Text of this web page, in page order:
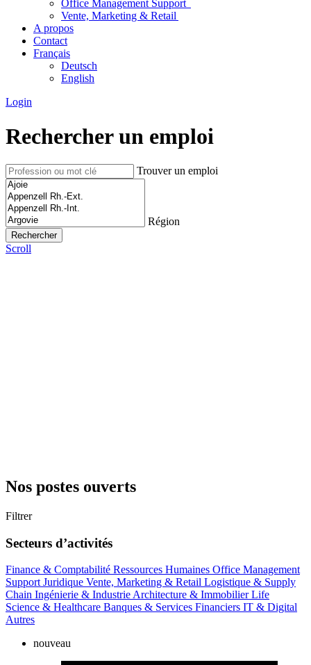
Office Management Support
Vente, Marketing & Retail
A propos
Contact
Français
Deutsch
English
Login
Rechercher un emploi
Trouver un emploi
Région
Scroll
Nos postes ouverts
Filtrer
Secteurs d’activités
Finance & Comptabilité Ressources Humaines Office Management
SupportJuridique Vente, Marketing & Retail Logistique & Supply
Chain Ingénierie & IndustrieArchitecture & ImmobilierLife
Science & Healthcare Banques & Services Financiers IT & Digital
Autres
nouveau